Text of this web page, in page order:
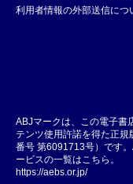
利用者情報の外部送信につ
ABJマークは、この電子書
テンツ使用許諾を得た正
番号 第6091713号）です
ービスの一覧はこちら。
https://aebs.or.jp/